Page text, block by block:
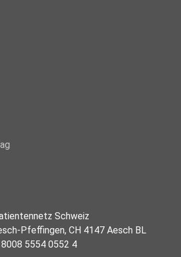
Schweiz
Pfeffingen, CH 4147 Aesch BL
5554 0552 4